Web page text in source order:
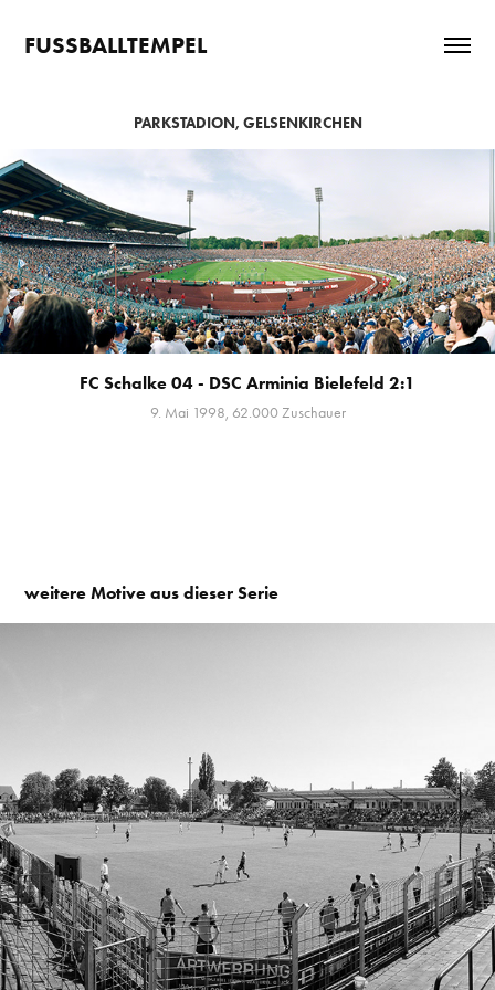
FUSSBALLTEMPEL
PARKSTADION, GELSENKIRCHEN
FC Schalke 04 - DSC Arminia Bielefeld 2:1
9. Mai 1998, 62.000 Zuschauer
weitere Motive aus dieser Serie